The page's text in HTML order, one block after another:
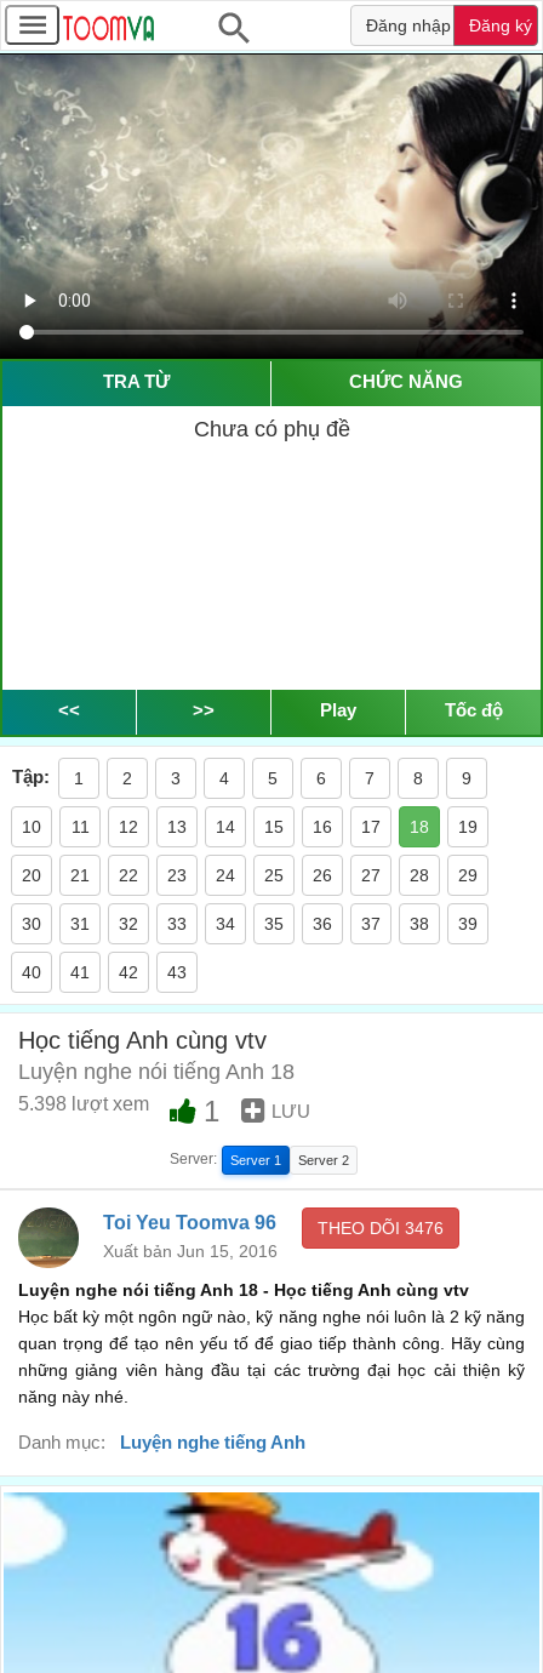
Đăng nhập Đăng ký
TRA TỪ CHỨC NĂNG
Chưa có phụ đề
<< >> Play Tốc độ
Tập: 1 2 3 4 5 6 7 8 9
10 11 12 13 14 15 16 17 18 19
20 21 22 23 24 25 26 27 28 29
30 31 32 33 34 35 36 37 38 39
40 41 42 43
Học tiếng Anh cùng vtv
Luyện nghe nói tiếng Anh 18
5.398 lượt xem 1 LƯU
Server: Server 1 Server 2
Toi Yeu Toomva 96
Xuất bản Jun 15, 2016
THEO DÕI 3476
Luyện nghe nói tiếng Anh 18 - Học tiếng Anh cùng vtv
Học bất kỳ một ngôn ngữ nào, kỹ năng nghe nói luôn là 2 kỹ năng
quan trọng để tạo nên yếu tố để giao tiếp thành công. Hãy cùng
những giảng viên hàng đầu tại các trường đại học cải thiện kỹ
năng này nhé.
Danh mục: Luyện nghe tiếng Anh